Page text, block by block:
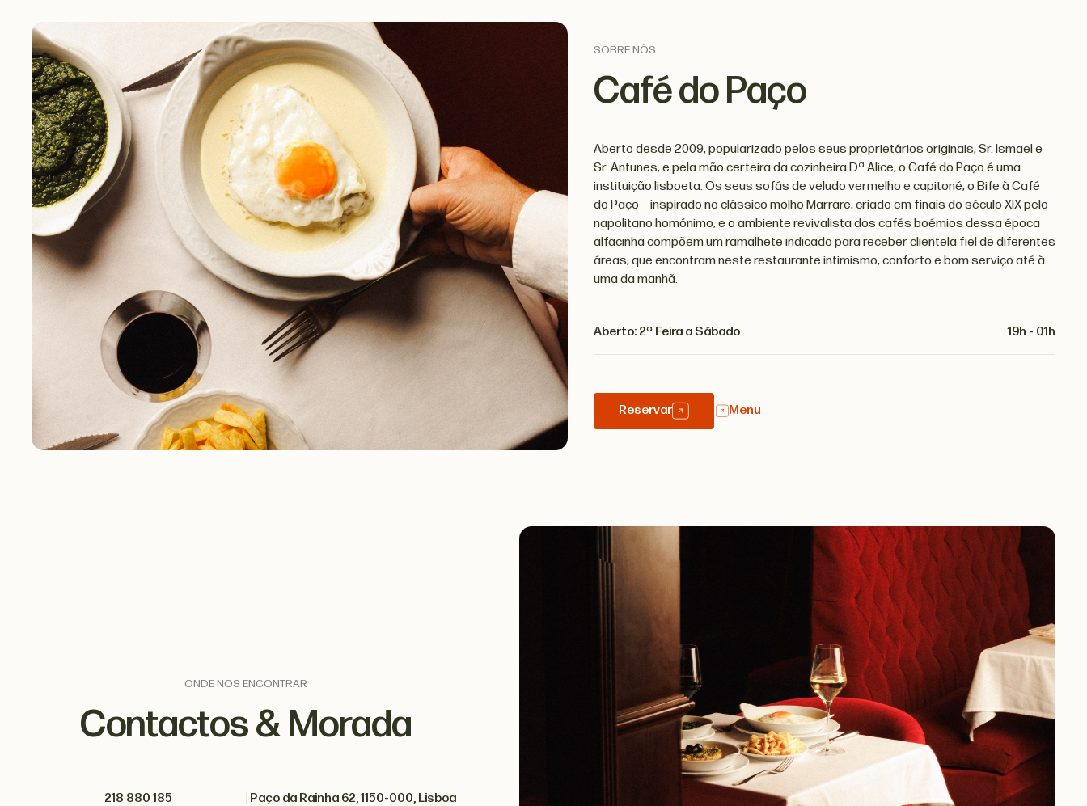
SOBRE NÓS
Café do Paço
Aberto desde 2009, popularizado pelos seus proprietários originais, Sr. Ismael e
Sr. Antunes, e pela mão certeira da cozinheira Dª Alice, o Café do Paço é uma
instituição lisboeta. Os seus sofás de veludo vermelho e capitoné, o Bife à Café
do Paço – inspirado no clássico molho Marrare, criado em finais do século XIX pelo
napolitano homónimo, e o ambiente revivalista dos cafés boémios dessa época
alfacinha compõem um ramalhete indicado para receber clientela fiel de diferentes
áreas, que encontram neste restaurante intimismo, conforto e bom serviço até à
uma da manhã.
Aberto: 2ª Feira a Sábado 19h - 01h
Reservar Menu
ONDE NOS ENCONTRAR
Contactos & Morada
218 880 185 Paço da Rainha 62, 1150-000, Lisboa